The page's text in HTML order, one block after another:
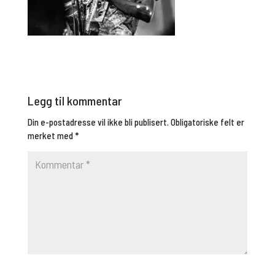
Legg til kommentar
Din e-postadresse vil ikke bli publisert. Obligatoriske felt er
merket med*